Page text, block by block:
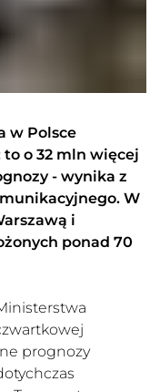
w Polsce
o 32 mln więcej
- wynika z
W
i
ponad 70
prognozy